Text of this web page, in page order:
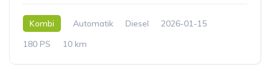
Kombi Automatik Diesel
2026-01-15
180 PS
10 km